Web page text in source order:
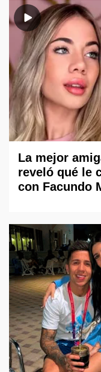
La mejor
reveló qué le
con Facundo